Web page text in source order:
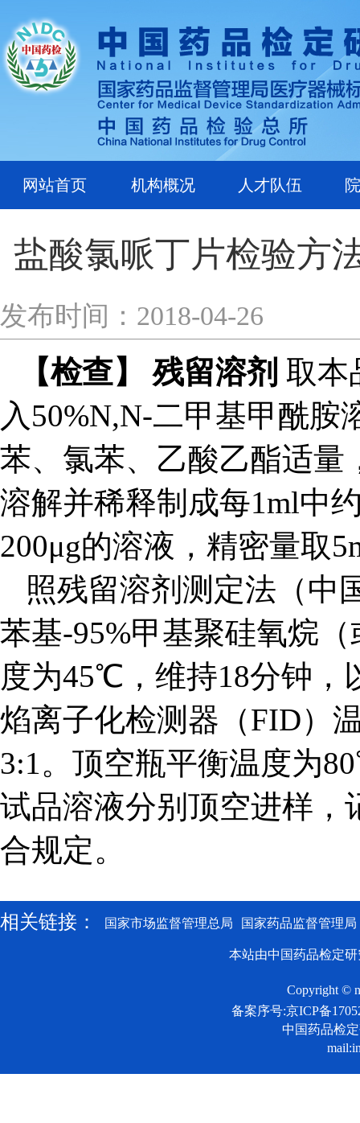
网站首页 机构概况 人才队伍
盐酸氯哌丁片检验方
发布时间：2018-04-26
【检查】 残留溶剂 取本
入50%N,N-二甲基甲酰
苯、氯苯、乙酸乙酯适量
溶解并稀释制成每1ml中
200μg的溶液，精密量取
照残留溶剂测定法（中
苯基-95%甲基聚硅氧烷
度为45℃，维持18分钟
焰离子化检测器（FID）
3:1。顶空瓶平衡温度为
试品溶液分别顶空进样，
合规定。
相关链接： 国家市场监督管理总局 国家药品监督管理局
本站由中国药品检定
Copyright ©
备案序号:京ICP备
中国药品检